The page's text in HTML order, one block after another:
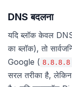
DNS बदलना
यदि ब्लॉक केवल
का ब्लॉक), तो
Google ( 8.8.8.8
सरल तरीका है,